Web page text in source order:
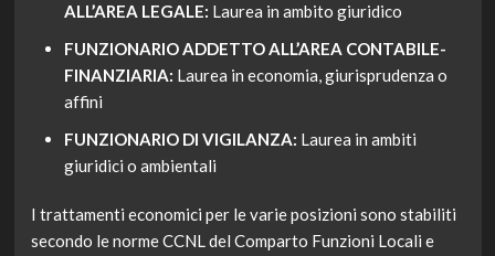
ALL’AREA LEGALE: Laurea in ambito giuridico
FUNZIONARIO ADDETTO ALL’AREA CONTABILE-
FINANZIARIA: Laurea in economia, giurisprudenza o
affini
FUNZIONARIO DI VIGILANZA: Laurea in ambiti
giuridici o ambientali
I trattamenti economici per le varie posizioni sono stabiliti
secondo le norme CCNL del Comparto Funzioni Locali e